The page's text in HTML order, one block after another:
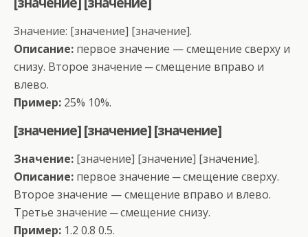
Значение: [значение] [значение].
Описание: первое значение — смещение сверху и
снизу. Второе значение ─ смещение вправо и
влево.
Пример: 25% 10%.
[значение] [значение] [значение]
Значение: [значение] [значение] [значение].
Описание: первое значение ─ смещение сверху.
Второе значение — смещение вправо и влево.
Третье значение ─ смещение снизу.
Пример: 1.2 0.8 0.5.